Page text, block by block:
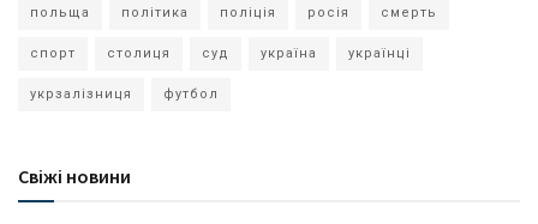
польща політика поліція росія смерть
спорт столиця суд україна українці
укрзалізниця футбол
Свіжі новини